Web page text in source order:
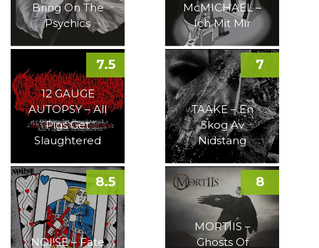
Bring On The
Psychics
McMICHAEL –
Ich Mit Mir
12 GAUGE
AUTOPSY – All
Pigs Get
Slaughtered
7.5
TAAKE – En
Skog Av
Nidstang
7
NOI!SE – Fate
8.5
MORTIIS –
Ghosts Of
8